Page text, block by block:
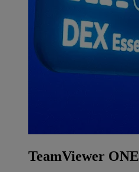
TeamViewer ONE